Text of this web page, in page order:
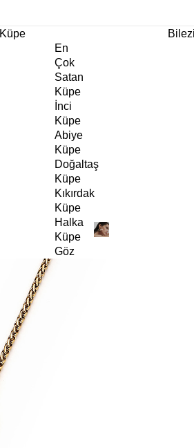
Küpe
En
Çok
Satan
Küpe
İnci
Küpe
Abiye
Küpe
Doğaltaş
Küpe
Kıkırdak
Küpe
Halka
Küpe
Göz